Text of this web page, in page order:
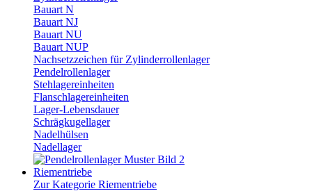
Bauart N
Bauart NJ
Bauart NU
Bauart NUP
Nachsetzzeichen für Zylinderrollenlager
Pendelrollenlager
Stehlagereinheiten
Flanschlagereinheiten
Lager-Lebensdauer
Schrägkugellager
Nadelhülsen
Nadellager
Riementriebe
Zur Kategorie Riementriebe